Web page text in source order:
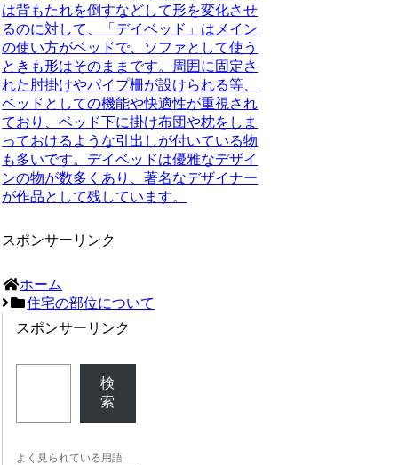
は背もたれを倒すなどして形を変化させ
るのに対して、「デイベッド」はメイン
の使い方がベッドで、ソファとして使う
ときも形はそのままです。周囲に固定さ
れた肘掛けやパイプ柵が設けられる等、
ベッドとしての機能や快適性が重視され
ており
、ベッド下に掛け布団や枕をしま
っておけるような引出しが付いている物
も多いです。デイベッドは優雅なデザイ
ンの物が数多くあり、著名なデザイナー
が作品として残しています。
スポンサーリンク
ホーム
住宅の部位について
スポンサーリンク
検
索
よく見られている用語